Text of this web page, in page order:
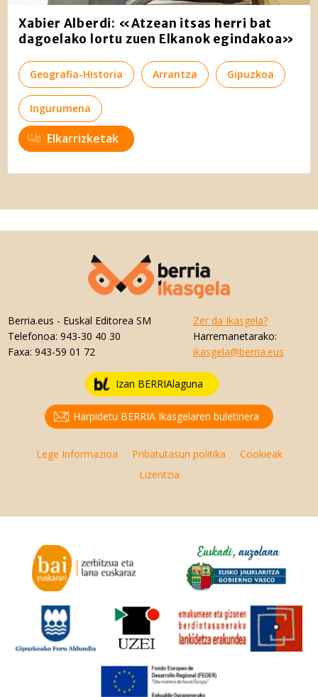
Xabier Alberdi: «Atzean itsas herri bat
dagoelako lortu zuen Elkanok egindakoa»
Geografia-Historia Arrantza Gipuzkoa
Ingurumena
Elkarrizketak
Berria.eus - Euskal Editorea SM
Telefonoa: 943-30 40 30
Faxa: 943-59 01 72
Zer da Ikasgela?
Harremanetarako:
ikasgela@berria.eus
Izan BERRIAlaguna
Harpidetu BERRIA Ikasgelaren buletinera
Lege Informazioa Pribatutasun politika
Cookieak
Lizentzia